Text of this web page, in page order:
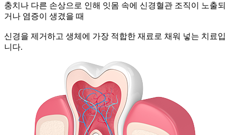
충치나 다른 손상으로 인해 잇몸 속에 신경혈관 조직이 노출되
거나 염증이 생겼을 때
신경을 제거하고 생체에 가장 적합한 재료로 채워 넣는 치료입
니다.